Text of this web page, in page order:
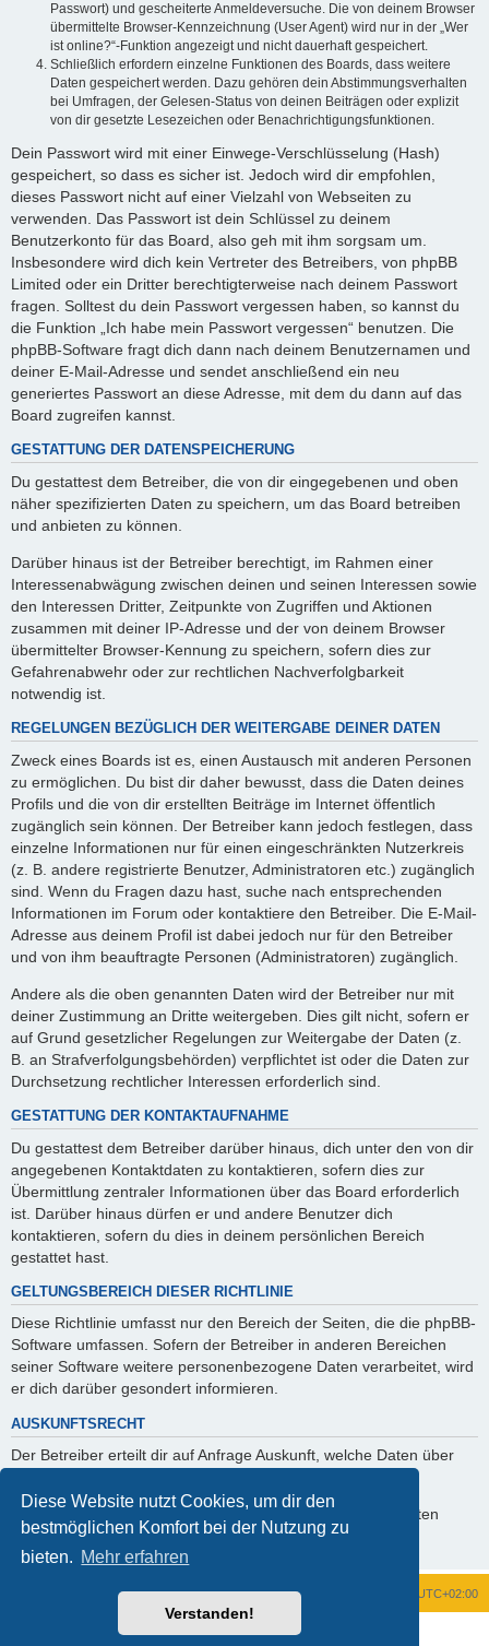
Diese Website nutzt Cookies, um dir den
bestmöglichen Komfort bei der Nutzung zu
bieten. Mehr erfahren
Verstanden!
Passwort) und gescheiterte Anmeldeversuche. Die von deinem Browser
übermittelte Browser-Kennzeichnung (User Agent) wird nur in der „Wer
ist online?“-Funktion angezeigt und nicht dauerhaft gespeichert.
Schließlich erfordern einzelne Funktionen des Boards, dass weitere
Daten gespeichert werden. Dazu gehören dein Abstimmungsverhalten
bei Umfragen, der Gelesen-Status von deinen Beiträgen oder explizit
von dir gesetzte Lesezeichen oder Benachrichtigungsfunktionen.
Dein Passwort wird mit einer Einwege-Verschlüsselung (Hash)
gespeichert, so dass es sicher ist. Jedoch wird dir empfohlen,
dieses Passwort nicht auf einer Vielzahl von Webseiten zu
verwenden. Das Passwort ist dein Schlüssel zu deinem
Benutzerkonto für das Board, also geh mit ihm sorgsam um.
Insbesondere wird dich kein Vertreter des Betreibers, von phpBB
Limited oder ein Dritter berechtigterweise nach deinem Passwort
fragen. Solltest du dein Passwort vergessen haben, so kannst du
die Funktion „Ich habe mein Passwort vergessen“ benutzen. Die
phpBB-Software fragt dich dann nach deinem Benutzernamen und
deiner E-Mail-Adresse und sendet anschließend ein neu
generiertes Passwort an diese Adresse, mit dem du dann auf das
Board zugreifen kannst.
GESTATTUNG DER DATENSPEICHERUNG
Du gestattest dem Betreiber, die von dir eingegebenen und oben
näher spezifizierten Daten zu speichern, um das Board betreiben
und anbieten zu können.
Darüber hinaus ist der Betreiber berechtigt, im Rahmen einer
Interessenabwägung zwischen deinen und seinen Interessen sowie
den Interessen Dritter, Zeitpunkte von Zugriffen und Aktionen
zusammen mit deiner IP-Adresse und der von deinem Browser
übermittelter Browser-Kennung zu speichern, sofern dies zur
Gefahrenabwehr oder zur rechtlichen Nachverfolgbarkeit
notwendig ist.
REGELUNGEN BEZÜGLICH DER WEITERGABE DEINER DATEN
Zweck eines Boards ist es, einen Austausch mit anderen Personen
zu ermöglichen. Du bist dir daher bewusst, dass die Daten deines
Profils und die von dir erstellten Beiträge im Internet öffentlich
zugänglich sein können. Der Betreiber kann jedoch festlegen, dass
einzelne Informationen nur für einen eingeschränkten Nutzerkreis
(z. B. andere registrierte Benutzer, Administratoren etc.) zugänglich
sind. Wenn du Fragen dazu hast, suche nach entsprechenden
Informationen im Forum oder kontaktiere den Betreiber. Die E-Mail-
Adresse aus deinem Profil ist dabei jedoch nur für den Betreiber
und von ihm beauftragte Personen (Administratoren) zugänglich.
Andere als die oben genannten Daten wird der Betreiber nur mit
deiner Zustimmung an Dritte weitergeben. Dies gilt nicht, sofern er
auf Grund gesetzlicher Regelungen zur Weitergabe der Daten (z.
B. an Strafverfolgungsbehörden) verpflichtet ist oder die Daten zur
Durchsetzung rechtlicher Interessen erforderlich sind.
GESTATTUNG DER KONTAKTAUFNAHME
Du gestattest dem Betreiber darüber hinaus, dich unter den von dir
angegebenen Kontaktdaten zu kontaktieren, sofern dies zur
Übermittlung zentraler Informationen über das Board erforderlich
ist. Darüber hinaus dürfen er und andere Benutzer dich
kontaktieren, sofern du dies in deinem persönlichen Bereich
gestattet hast.
GELTUNGSBEREICH DIESER RICHTLINIE
Diese Richtlinie umfasst nur den Bereich der Seiten, die die phpBB-
Software umfassen. Sofern der Betreiber in anderen Bereichen
seiner Software weitere personenbezogene Daten verarbeitet, wird
er dich darüber gesondert informieren.
AUSKUNFTSRECHT
Der Betreiber erteilt dir auf Anfrage Auskunft, welche Daten über
Du kannst jederzeit die Löschung bzw. Sperrung deiner Daten
verlangen. Kontaktiere hierzu bitte den Betreiber.
Foren-Übersicht UTC+02:00
Powered by
® Forum Software © phpBB Limited